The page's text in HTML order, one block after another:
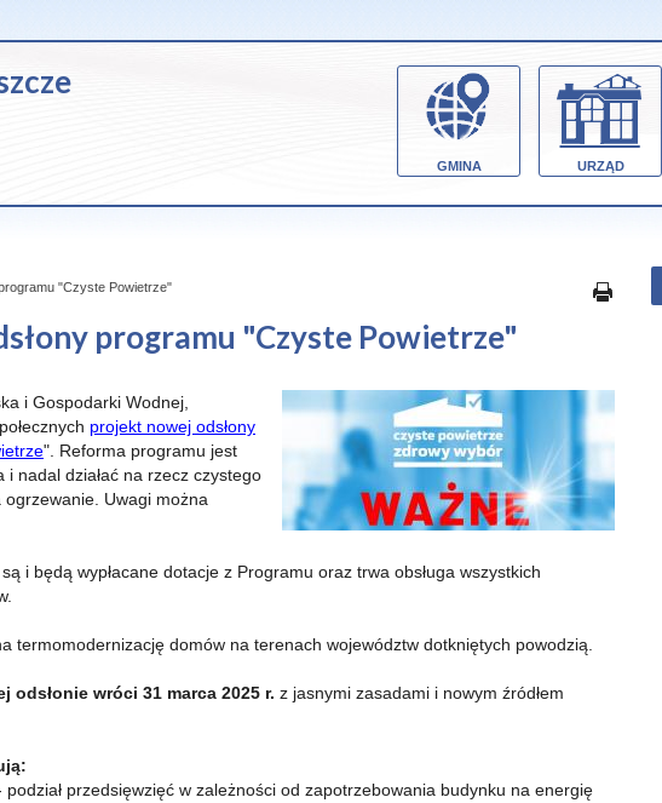
GMINA URZĄD
"Czyste Powietrze"
programu "Czyste Powietrze"
i Gospodarki Wodnej,
projekt nowej odsłony
". Reforma programu jest
nadal działać na rzecz czystego
Uwagi można
i będą wypłacane dotacje z Programu oraz trwa obsługa wszystkich
termomodernizację domów na terenach województw dotkniętych powodzią.
odsłonie wróci 31 marca 2025 r. z jasnymi zasadami i nowym źródłem
podział przedsięwzięć w zależności od zapotrzebowania budynku na energię